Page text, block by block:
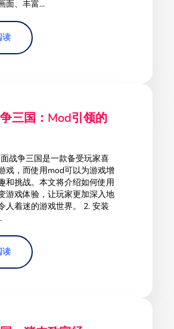
面、丰富...
读
三国：Mod引领的
战争三国是一款备受玩家喜
戏，而使用mod可以为游戏增
和挑战。本文将介绍如何使用
游戏体验，让玩家更加深入地
人着迷的游戏世界。 2. 安装
读